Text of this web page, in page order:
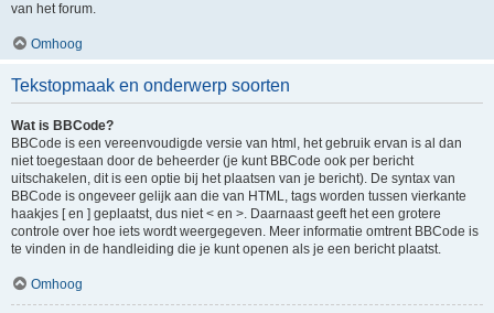
van het forum.
Omhoog
Tekstopmaak en onderwerp soorten
Wat is BBCode?
BBCode is een vereenvoudigde versie van html, het gebruik ervan is al dan
niet toegestaan door de beheerder (je kunt BBCode ook per bericht
uitschakelen, dit is een optie bij het plaatsen van je bericht). De syntax van
BBCode is ongeveer gelijk aan die van HTML, tags worden tussen vierkante
haakjes [ en ] geplaatst, dus niet < en >. Daarnaast geeft het een grotere
controle over hoe iets wordt weergegeven. Meer informatie omtrent BBCode is
te vinden in de handleiding die je kunt openen als je een bericht plaatst.
Omhoog